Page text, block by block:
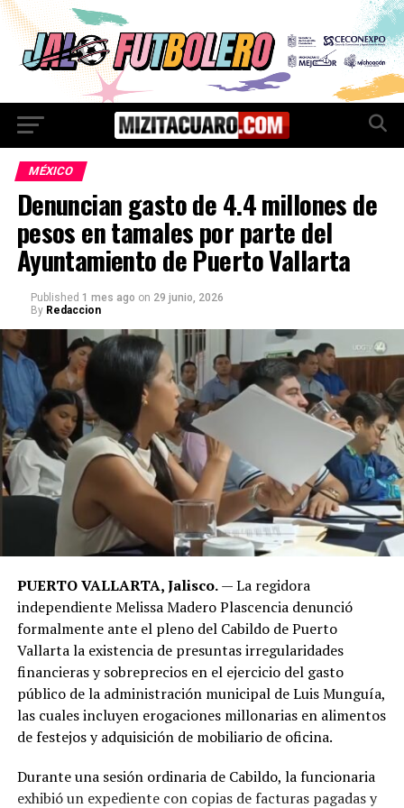
MÉXICO
Denuncian gasto de 4.4 millones de
pesos en tamales por parte del
Ayuntamiento de Puerto Vallarta
Published 1 mes ago on 29 junio, 2026
By Redaccion
PUERTO VALLARTA, Jalisco.— La regidora
independiente Melissa Madero Plascencia denunció
formalmente ante el pleno del Cabildo de Puerto
Vallarta la existencia de presuntas irregularidades
financieras y sobreprecios en el ejercicio del gasto
público de la administración municipal de Luis Munguía,
las cuales incluyen erogaciones millonarias en alimentos
de festejos y adquisición de mobiliario de oficina.
​Durante una sesión ordinaria de Cabildo, la funcionaria
exhibió un expediente con copias de facturas pagadas y